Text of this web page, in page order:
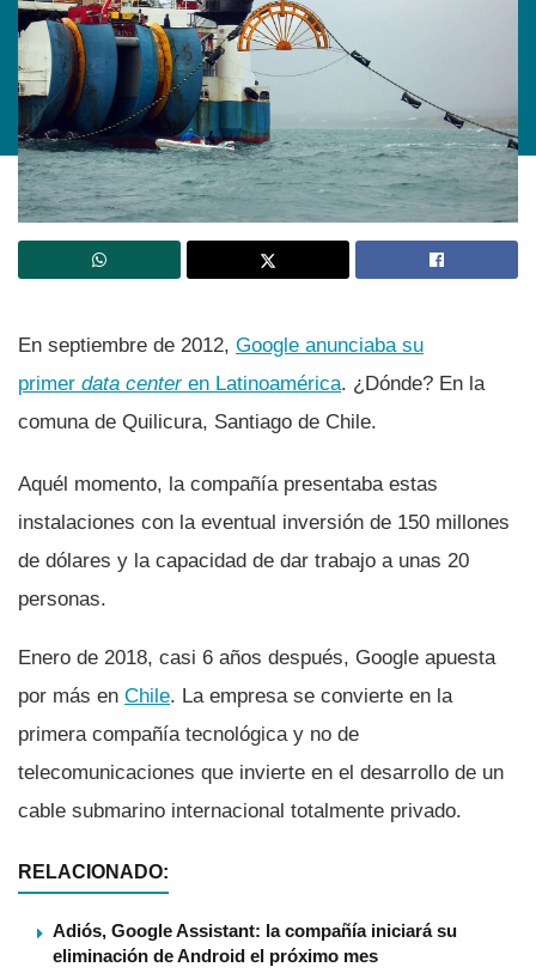
En septiembre de 2012, Google anunciaba su
primer data centeren Latinoamérica. ¿Dónde? En la
comuna de Quilicura, Santiago de Chile.
Aquél momento, la compañí­a presentaba estas
instalaciones con la eventual inversión de 150 millones
de dólares y la capacidad de dar trabajo a unas 20
personas.
Enero de 2018, casi 6 años después, Google apuesta
por más en Chile. La empresa se convierte en la
primera compañí­a tecnológica y no de
telecomunicaciones que invierte en el desarrollo de un
cable submarino internacional totalmente privado.
RELACIONADO:
Adiós, Google Assistant: la compañía iniciará su
eliminación de Android el próximo mes